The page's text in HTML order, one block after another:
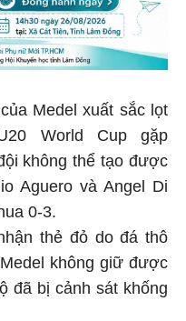
Medel xuất sắc lọt
World Cup gặp
không thể tạo được
Aguero và Angel Di
0-3.
thẻ đỏ do đá thô
không giữ được
đã bị cảnh sát khống